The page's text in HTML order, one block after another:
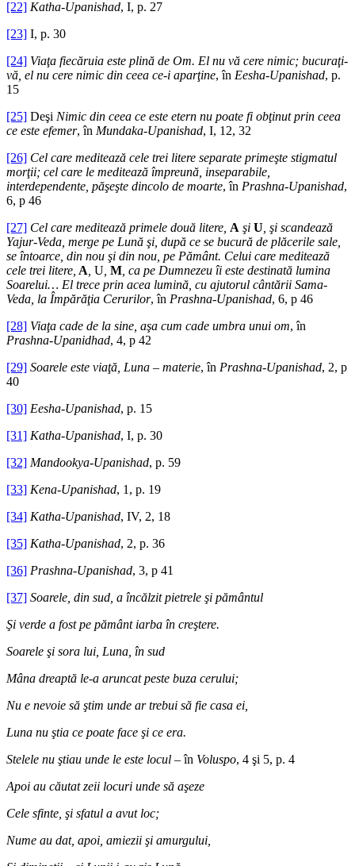
[22] Katha-Upanishad, I, p. 27
[23] I, p. 30
[24] Viaţa fiecăruia este plină de Om. El nu vă cere nimic; bucuraţi-
vă, el nu cere nimic din ceea ce-i aparţine, în Eesha-Upanishad, p.
15
[25] Deşi Nimic din ceea ce este etern nu poate fi obţinut prin ceea
ce este efemer, în Mundaka-Upanishad, I, 12, 32
[26] Cel care meditează cele trei litere separate primeşte stigmatul
morţii; cel care le meditează împreună, inseparabile,
interdependente, păşeşte dincolo de moarte, în Prashna-Upanishad,
6, p 46
[27] Cel care meditează primele două litere, A şi U , şi scandează
Yajur-Veda, merge pe Lună şi, după ce se bucură de plăcerile sale,
se întoarce, din nou şi din nou, pe Pământ. Celui care meditează
cele trei litere, A U M , ca pe Dumnezeu îi este destinată lumina
Soarelui… El trece prin acea lumină, cu ajutorul cântării Sama-
Veda, la Împărăţia Cerurilor, în Prashna-Upanishad, 6, p 46
[28] Viaţa cade de la sine, aşa cum cade umbra unui om, în
Prashna-Upanidhad, 4, p 42
[29] Soarele este viaţă, Luna – materie, în Prashna-Upanishad, 2, p
40
[30] Eesha-Upanishad, p. 15
[31] Katha-Upanishad, I, p. 30
[32] Mandookya-Upanishad, p. 59
[33] Kena-Upanishad, 1, p. 19
[34] Katha-Upanishad, IV, 2, 18
[35] Katha-Upanishad, 2, p. 36
[36] Prashna-Upanishad, 3, p 41
[37] Soarele, din sud, a încălzit pietrele şi pământul
Şi verde a fost pe pământ iarba în creştere.
Soarele şi sora lui, Luna, în sud
Mâna dreaptă le-a aruncat peste buza cerului;
Nu e nevoie să ştim unde ar trebui să fie casa ei,
Luna nu ştia ce poate face şi ce era.
Stelele nu ştiau unde le este locul – în Voluspo, 4 şi 5, p. 4
Apoi au căutat zeii locuri unde să aşeze
Cele sfinte, şi sfatul a avut loc;
Nume au dat, apoi, amiezii şi amurgului,